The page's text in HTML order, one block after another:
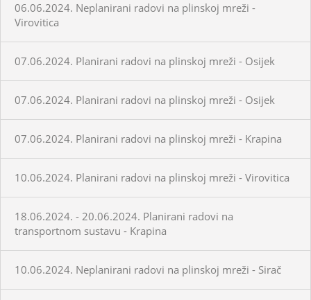
06.06.2024. Neplanirani radovi na plinskoj mreži -
Virovitica
07.06.2024. Planirani radovi na plinskoj mreži - Osijek
07.06.2024. Planirani radovi na plinskoj mreži - Osijek
07.06.2024. Planirani radovi na plinskoj mreži - Krapina
10.06.2024. Planirani radovi na plinskoj mreži - Virovitica
18.06.2024. - 20.06.2024. Planirani radovi na
transportnom sustavu - Krapina
10.06.2024. Neplanirani radovi na plinskoj mreži - Sirač